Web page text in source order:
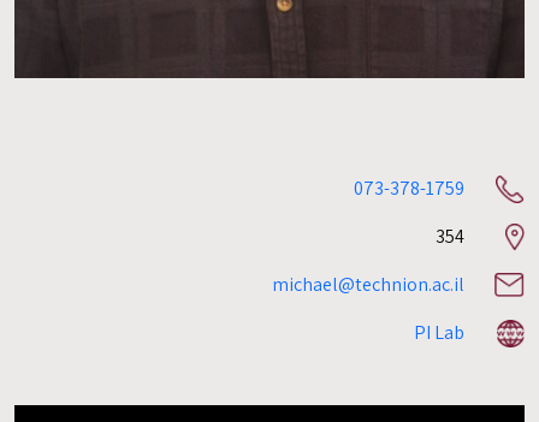
073-378-1759
Room
354
michael@technion.ac.il
PI Lab